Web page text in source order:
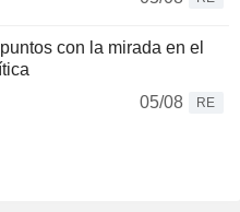
con la mirada en el
05/08
RE